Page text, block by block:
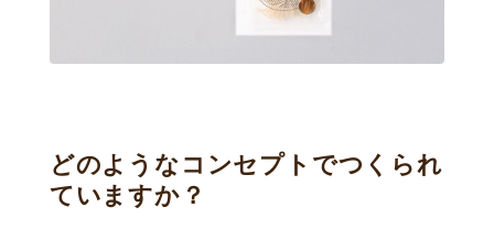
どのようなコンセプトでつくられ
ていますか？